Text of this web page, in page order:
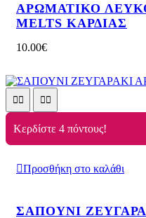
ΑΡΩΜΑΤΙΚΟ
MELTS ΚΑΡΔΙΑΣ
10.00€
Κερδίστε 4 πόντους!
Προσθήκη στο καλάθι
ΣΑΠΟΥΝΙ